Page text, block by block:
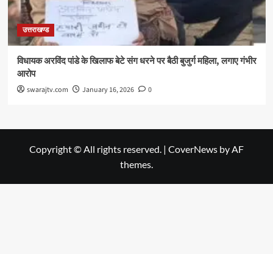
उत्तराखण्ड
विधायक अरविंद पांडे के खिलाफ बेटे संग धरने पर बैठी बुजुर्ग महिला, लगाए गंभीर
आरोप
swarajtv.com January 16, 2026 0
Copyright © All rights reserved. | CoverNews by AF
themes.